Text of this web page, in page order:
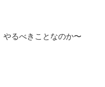
やるべきことなのか〜